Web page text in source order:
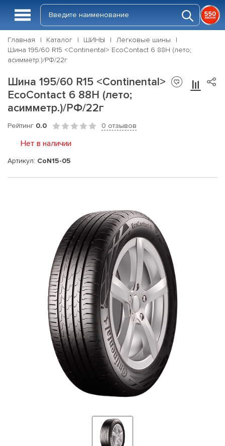
Главная Каталог ШИНЫ
Легковые шины
Шина 195/60 R15 <Continental> EcoContact 6 88H (лето;
асимметр.)/РФ/22г
Шина 195/60 R15 <Continental>
EcoContact 6 88H (лето;
асимметр.)/РФ/22г
Рейтинг 0.0 0 отзывов
Нет в наличии
Артикул: CoN15-05